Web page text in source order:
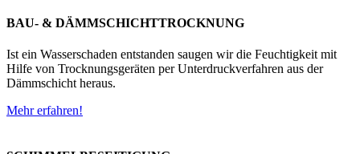
BAU- & DÄMMSCHICHTTROCKNUNG
Ist ein Wasserschaden entstanden saugen wir die Feuchtigkeit mit
Hilfe von Trocknungsgeräten per Unterdruckverfahren aus der
Dämmschicht heraus.
Mehr erfahren!